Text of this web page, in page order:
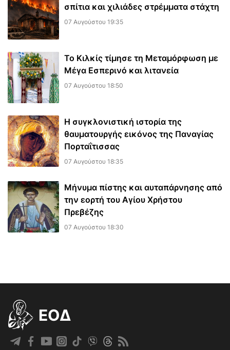
σπίτια και χιλιάδες στρέμματα στάχτη
07 Αυγούστου 19:35
Το Κιλκίς τίμησε τη Μεταμόρφωση με
Μέγα Εσπερινό και λιτανεία
07 Αυγούστου 18:50
Η συγκλονιστική ιστορία της
θαυματουργής εικόνος της Παναγίας
Πορταΐτισσας
07 Αυγούστου 18:35
Μήνυμα πίστης και αυταπάρνησης από
την εορτή του Αγίου Χρήστου
Πρεβέζης
07 Αυγούστου 18:30
EOΔ